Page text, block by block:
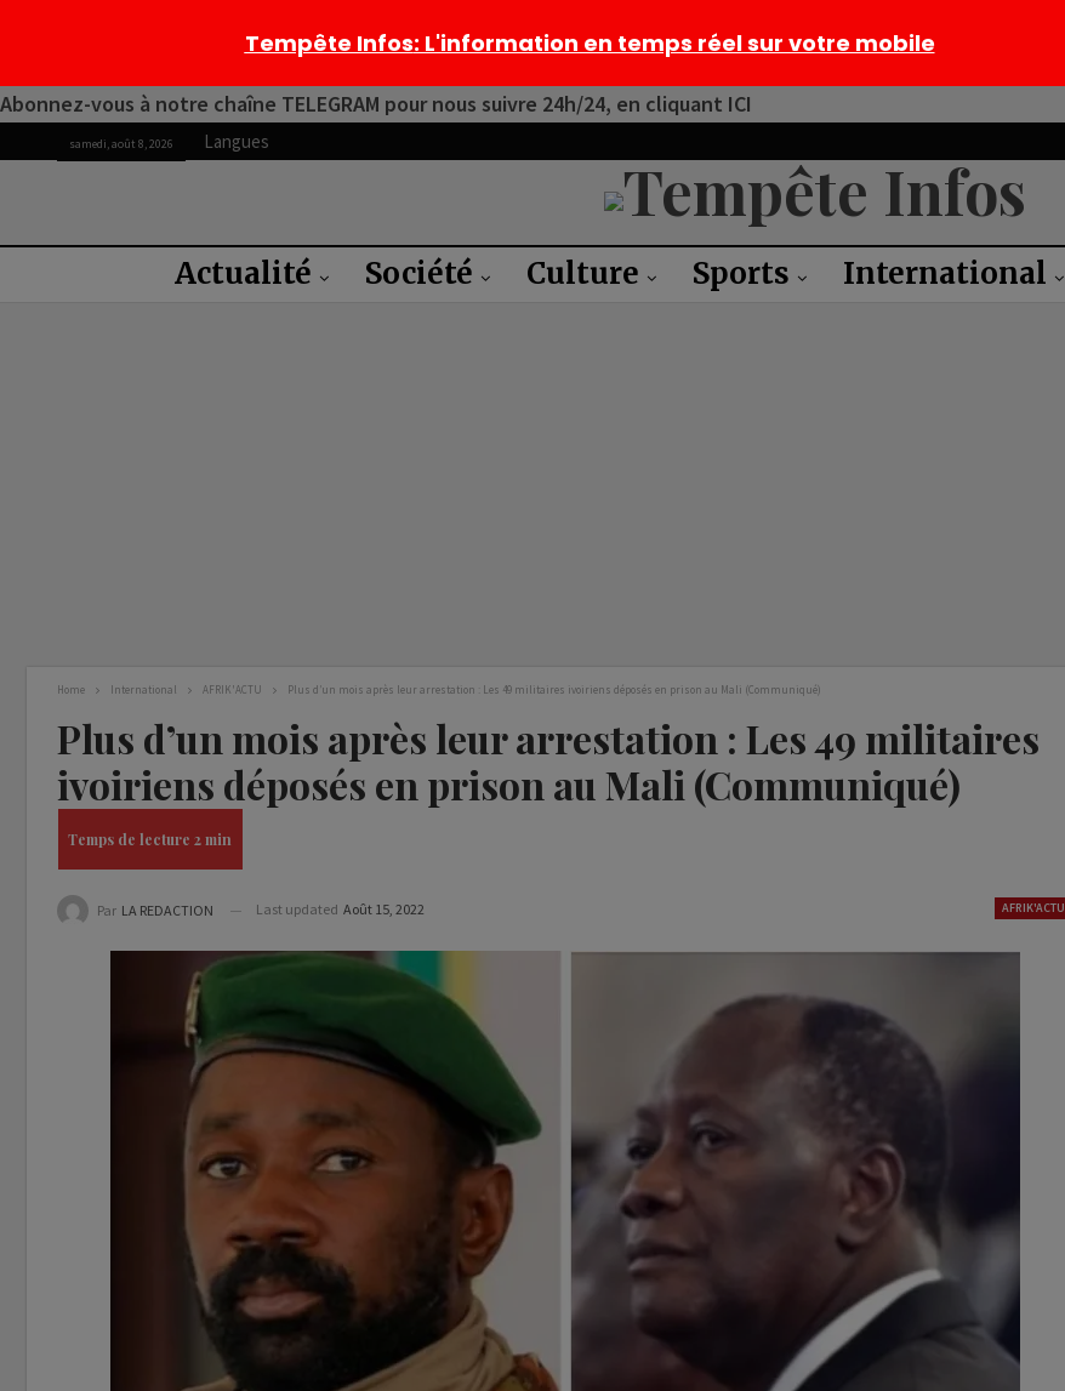
Abonnez-vous à notre chaîne TELEGRAM pour nous suivre 24h/24, en cliquant ICI
samedi, août 8, 2026 Langues
Actualité Société Culture Sports International
Home International AFRIK'ACTU Plus d’un mois après leur arrestation : Les 49 militaires ivoiriens déposés en prison au Mali (Communiqué)
Plus d’un mois après leur arrestation : Les 49 militaires
ivoiriens déposés en prison au Mali (Communiqué)
AFRIK'ACTU
Par LA REDACTION Last updated Août 15, 2022
Tempête Infos: L'information en temps réel sur votre mobile